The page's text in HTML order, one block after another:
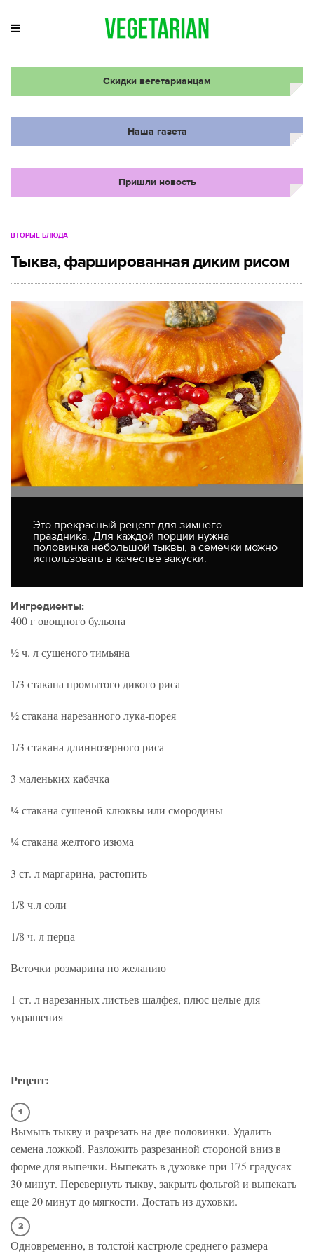
Скидки вегетарианцам
Наша газета
Пришли новость
ВТОРЫЕ БЛЮДА
Тыква, фаршированная диким рисом
Это прекрасный рецепт для зимнего
праздника. Для каждой порции нужна
половинка небольшой тыквы, а семечки можно
использовать в качестве закуски.
Ингредиенты:
400 г овощного бульона
½ ч. л сушеного тимьяна
1/3 стакана промытого дикого риса
½ стакана нарезанного лука-порея
1/3 стакана длиннозерного риса
3 маленьких кабачка
¼ стакана сушеной клюквы или смородины
¼ стакана желтого изюма
3 ст. л маргарина, растопить
1/8 ч.л соли
1/8 ч. л перца
Веточки розмарина по желанию
1 ст. л нарезанных листьев шалфея, плюс целые для
украшения
Рецепт:
Вымыть тыкву и разрезать на две половинки. Удалить
семена ложкой. Разложить разрезанной стороной вниз в
форме для выпечки. Выпекать в духовке при 175 градусах
30 минут. Перевернуть тыкву, закрыть фольгой и выпекать
еще 20 минут до мягкости. Достать из духовки.
Одновременно, в толстой кастрюле среднего размера